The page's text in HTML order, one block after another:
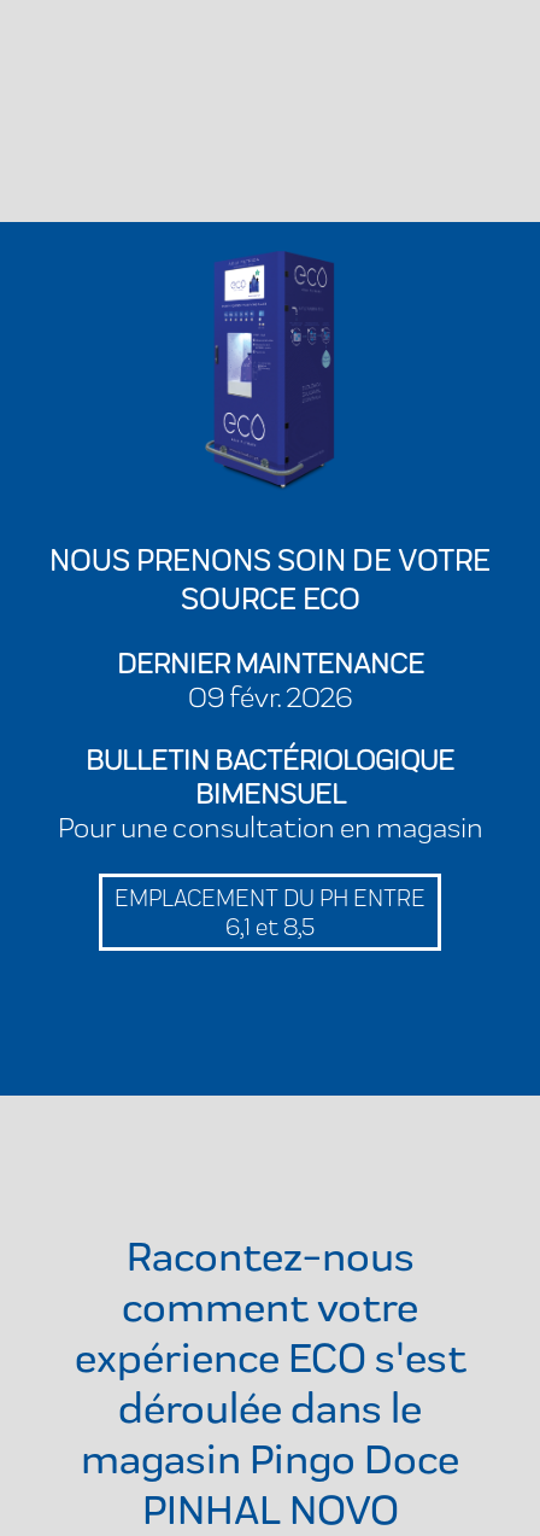
NOUS PRENONS SOIN DE VOTRE
SOURCE ECO
DERNIER MAINTENANCE
09 févr. 2026
BULLETIN BACTÉRIOLOGIQUE
BIMENSUEL
Pour une consultation en magasin
EMPLACEMENT DU PH ENTRE
6,1 et 8,5
Racontez-nous
comment votre
expérience ECO s'est
déroulée dans le
magasin Pingo Doce
PINHAL NOVO